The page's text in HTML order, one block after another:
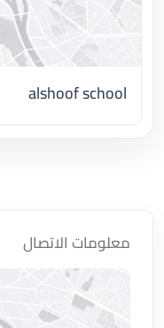
alshoof school
معلومات الاتصال